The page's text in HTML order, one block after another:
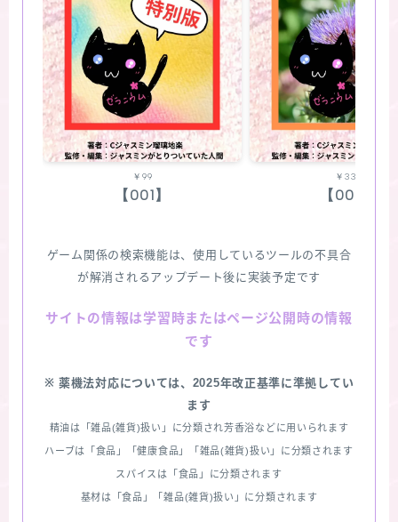
￥99
【001】
￥330
【002】
ゲーム関係の検索機能は、使用しているツールの不具合
が解消されるアップデート後に実装予定です
サイトの情報は学習時またはページ公開時の情報
です
※ 薬機法対応については、2025年改正基準に準拠してい
ます
精油は「雑品(雑貨)扱い」に分類され芳香浴などに用いられます
ハーブは「食品」「健康食品」「雑品(雑貨)扱い」に分類されます
スパイスは「食品」に分類されます
基材は「食品」「雑品(雑貨)扱い」に分類されます